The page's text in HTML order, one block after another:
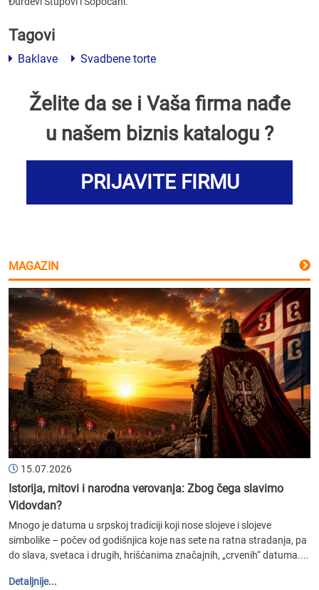
Tagovi
Baklave Svadbene torte
Želite da se i Vaša firma nađe
u našem biznis katalogu ?
PRIJAVITE FIRMU
MAGAZIN
15.07.2026
Istorija, mitovi i narodna verovanja: Zbog čega slavimo
Vidovdan?
Mnogo je datuma u srpskoj tradiciji koji nose slojeve i slojeve
simbolike – počev od godišnjica koje nas sete na ratna stradanja, pa
do slava, svetaca i drugih, hrišćanima značajnih, „crvenih“ datuma....
Detaljnije...